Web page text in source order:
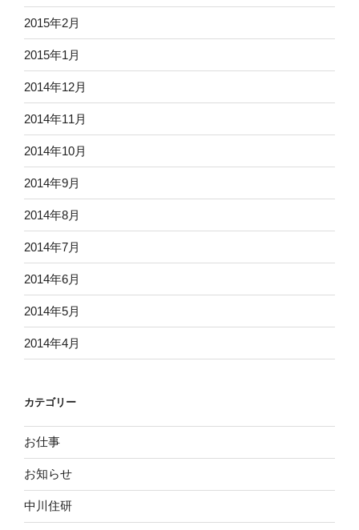
2015年2月
2015年1月
2014年12月
2014年11月
2014年10月
2014年9月
2014年8月
2014年7月
2014年6月
2014年5月
2014年4月
カテゴリー
お仕事
お知らせ
中川住研